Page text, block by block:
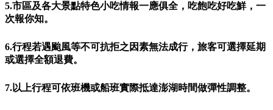
5.市區及各大景點特色小吃情報一應俱全，吃飽吃好吃鮮，一
次報你知。
6.行程若遇颱風等不可抗拒之因素無法成行，旅客可選擇延期
或選擇全額退費。
7.以上行程可依班機或船班實際抵達澎湖時間做彈性調整。